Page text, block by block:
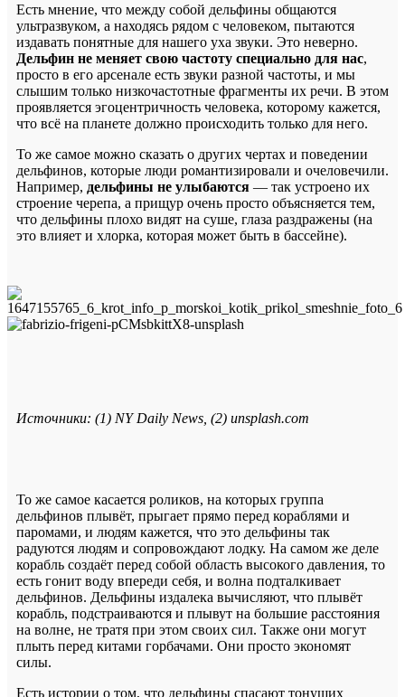
Есть мнение, что между собой дельфины общаются
ультразвуком, а находясь рядом с человеком, пытаются
издавать понятные для нашего уха звуки. Это неверно.
Дельфин не меняет свою частоту специально для нас,
просто в его арсенале есть звуки разной частоты, и мы
слышим только низкочастотные фрагменты их речи. В этом
проявляется эгоцентричность человека, которому кажется,
что всё на планете должно происходить только для него.
То же самое можно сказать о других чертах и поведении
дельфинов, которые люди романтизировали и очеловечили.
Например, дельфины не улыбаются — так устроено их
строение черепа, а прищур очень просто объясняется тем,
что дельфины плохо видят на суше, глаза раздражены (на
это влияет и хлорка, которая может быть в бассейне).
Источники: (1) NY Daily News, (2) unsplash.com
То же самое касается роликов, на которых группа
дельфинов плывёт, прыгает прямо перед кораблями и
паромами, и людям кажется, что это дельфины так
радуются людям и сопровождают лодку. На самом же деле
корабль создаёт перед собой область высокого давления, то
есть гонит воду впереди себя, и волна подталкивает
дельфинов. Дельфины издалека вычисляют, что плывёт
корабль, подстраиваются и плывут на большие расстояния
на волне, не тратя при этом своих сил. Также они могут
плыть перед китами горбачами. Они просто экономят
силы.
Есть истории о том, что дельфины спасают тонущих